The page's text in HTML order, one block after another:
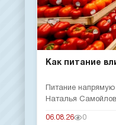
Как питание
Питание
Наталья
06.08.26 0